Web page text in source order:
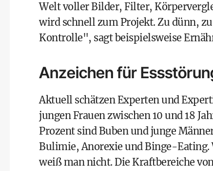
Welt voller Bilder, Filter,
wird schnell zum Projekt. Zu dünn,
Kontrolle", sagt beispielsweise
Anzeichen für
Aktuell schätzen Experten und
jungen Frauen zwischen 10 und 18
Prozent sind Buben und junge
Bulimie, Anorexie und Binge-
weiß man nicht. Die Kraftbereiche